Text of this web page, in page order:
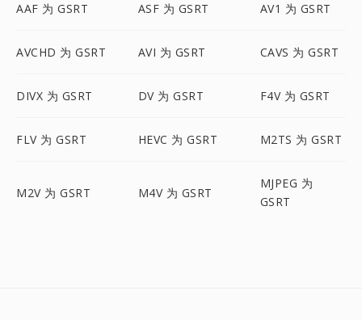
AAF 为 GSRT ASF 为 GSRT AV1 为 GSRT
AVCHD 为 GSRT AVI 为 GSRT CAVS 为 GSRT
DIVX 为 GSRT DV 为 GSRT F4V 为 GSRT
FLV 为 GSRT HEVC 为 GSRT M2TS 为 GSRT
M2V 为 GSRT M4V 为 GSRT
MJPEG 为
GSRT